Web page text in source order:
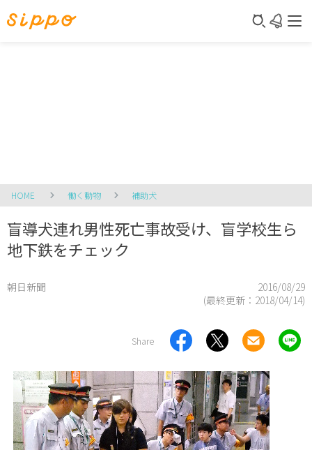
HOME 働く動物 補助犬
盲導犬連れ男性死亡事故受け、盲学校生ら
地下鉄をチェック
朝日新聞
2016/08/29
(最終更新： 2018/04/14)
Share